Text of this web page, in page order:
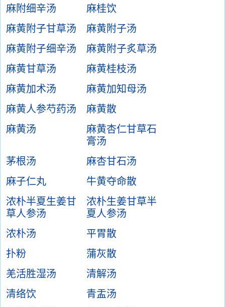
麻附细辛汤
麻桂饮
麻黄附子甘草汤
麻黄附子汤
麻黄附子细辛汤
麻黄附子炙草汤
麻黄甘草汤
麻黄桂枝汤
麻黄加术汤
麻黄加知母汤
麻黄人参芍药汤
麻黄散
麻黄汤
麻黄杏仁甘草石
膏汤
茅根汤
麻杏甘石汤
麻子仁丸
牛黄夺命散
浓朴半夏生姜甘
草人参汤
浓朴生姜甘草半
夏人参汤
浓朴汤
平胃散
扑粉
蒲灰散
羌活胜湿汤
清解汤
清络饮
青盂汤